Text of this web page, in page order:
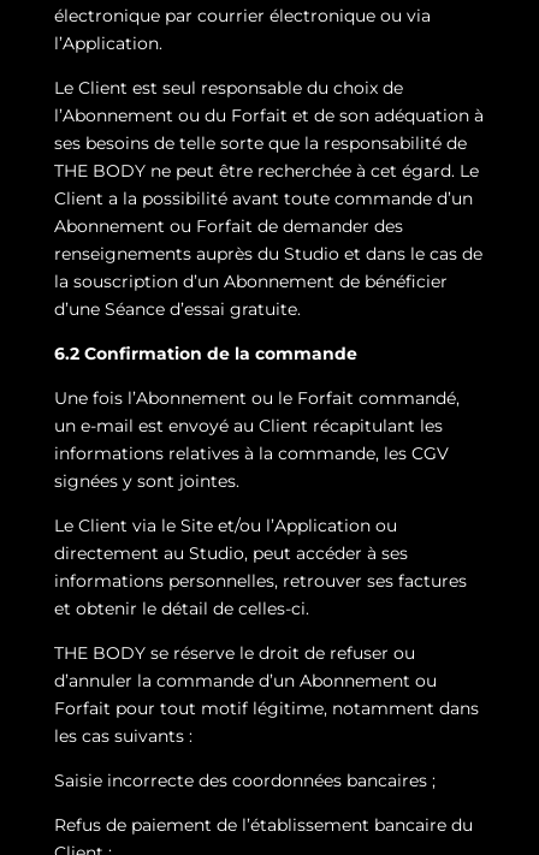
électronique par courrier électronique ou via
l’Application.
Le Client est seul responsable du choix de
l’Abonnement ou du Forfait et de son adéquation à
ses besoins de telle sorte que la responsabilité de
THE BODY ne peut être recherchée à cet égard. Le
Client a la possibilité avant toute commande d’un
Abonnement ou Forfait de demander des
renseignements auprès du Studio et dans le cas de
la souscription d’un Abonnement de bénéficier
d’une Séance d’essai gratuite.
6.2 Confirmation de la commande
Une fois l’Abonnement ou le Forfait commandé,
un e-mail est envoyé au Client récapitulant les
informations relatives à la commande, les CGV
signées y sont jointes.
Le Client via le Site et/ou l’Application ou
directement au Studio, peut accéder à ses
informations personnelles, retrouver ses factures
et obtenir le détail de celles-ci.
THE BODY se réserve le droit de refuser ou
d’annuler la commande d’un Abonnement ou
Forfait pour tout motif légitime, notamment dans
les cas suivants :
Saisie incorrecte des coordonnées bancaires ;
Refus de paiement de l’établissement bancaire du